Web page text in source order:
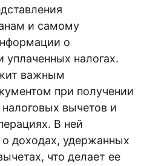
и самому
о
уплаченных налогах.
важным
при получении
вычетов и
В ней
доходах, удержанных
что делает ее